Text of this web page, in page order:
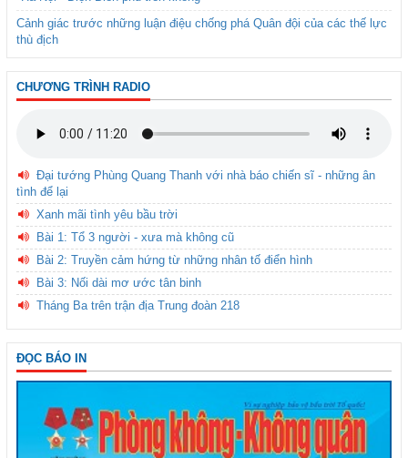
Cảnh giác trước những luận điệu chống phá Quân đội của các thế lực
thù địch
CHƯƠNG TRÌNH RADIO
Đại tướng Phùng Quang Thanh với nhà báo chiến sĩ - những ân
tình để lại
Xanh mãi tình yêu bầu trời
Bài 1: Tổ 3 người - xưa mà không cũ
Bài 2: Truyền cảm hứng từ những nhân tố điển hình
Bài 3: Nối dài mơ ước tân binh
Tháng Ba trên trận địa Trung đoàn 218
ĐỌC BÁO IN